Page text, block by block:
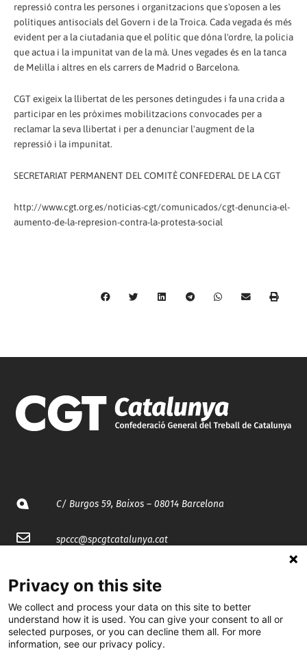
repressió contra les persones i organitzacions que s'oposen a les
polítiques antisocials del Govern i de la Troica. Cada vegada és més
evident per a la ciutadania que el polític que dóna l'ordre, la policia
que actua i la impunitat van de la mà. Unes vegades és en la tanca
de Melilla i altres en els carrers de Madrid o Barcelona.
CGT exigeix la llibertat de les persones detingudes i fa una crida a
participar en les pròximes mobilitzacions convocades per a
reclamar la seva llibertat i per a denunciar l'augment de la
repressió i la impunitat.
SECRETARIAT PERMANENT DEL COMITÈ CONFEDERAL DE LA CGT
http://www.cgt.org.es/noticias-cgt/comunicados/cgt-denuncia-el-
aumento-de-la-represion-contra-la-protesta-social
C/ Burgos 59, Baixos – 08014 Barcelona
spccc@spcgtcatalunya.cat
@CGTCatalunya
cgtcatalunya
Privacy on this site
We collect and process your data on this site to better
understand how it is used. You can give your consent to all or
selected purposes, or you can decline them all. For more
information, see our privacy policy.